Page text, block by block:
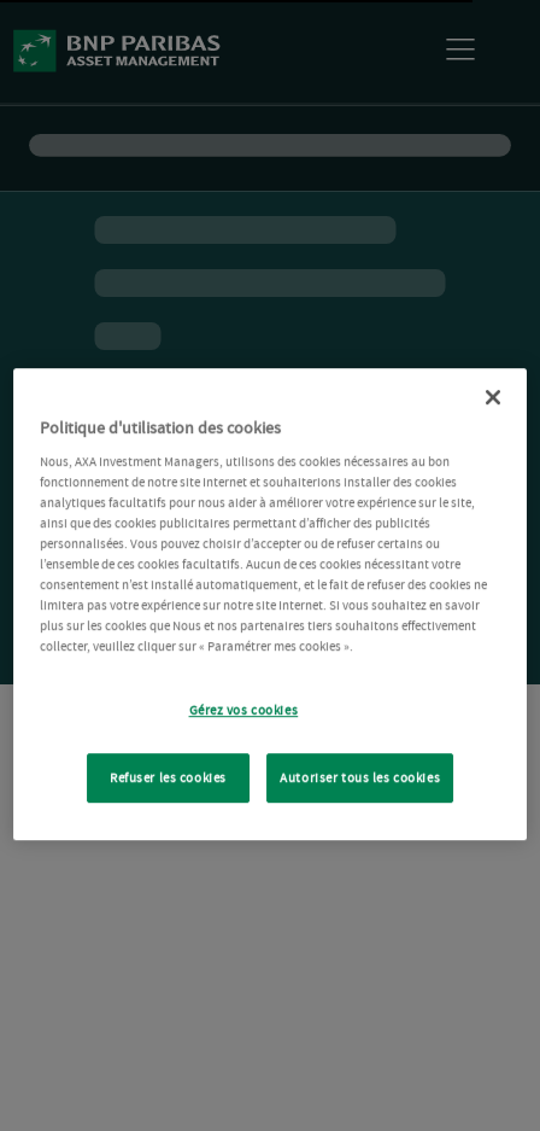
Politique d'utilisation des cookies
Nous, AXA Investment Managers, utilisons des cookies nécessaires au bon
fonctionnement de notre site Internet et souhaiterions installer des cookies
analytiques facultatifs pour nous aider à améliorer votre expérience sur le site,
ainsi que des cookies publicitaires permettant d’afficher des publicités
personnalisées. Vous pouvez choisir d’accepter ou de refuser certains ou
l’ensemble de ces cookies facultatifs. Aucun de ces cookies nécessitant votre
consentement n’est installé automatiquement, et le fait de refuser des cookies ne
limitera pas votre expérience sur notre site Internet. Si vous souhaitez en savoir
plus sur les cookies que Nous et nos partenaires tiers souhaitons effectivement
collecter, veuillez cliquer sur « Paramétrer mes cookies ».
Gérez vos cookies
Refuser les cookies Autoriser tous les cookies